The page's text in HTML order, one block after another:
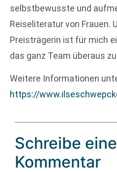
selbstbewusste und
Reiseliteratur von Frauen.
Preisträgerin ist für mich
das ganz Team überaus
Weitere Informationen
https://
Schreibe
Kommentar